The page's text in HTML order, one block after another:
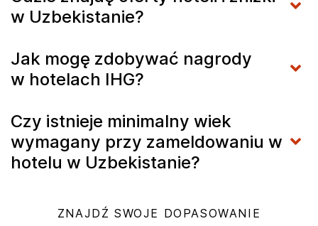
w Uzbekistanie?
Jak mogę zdobywać nagrody
w hotelach IHG?
Czy istnieje minimalny wiek
wymagany przy zameldowaniu w
hotelu w Uzbekistanie?
ZNAJDŹ SWOJE DOPASOWANIE